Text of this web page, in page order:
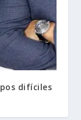
difíciles